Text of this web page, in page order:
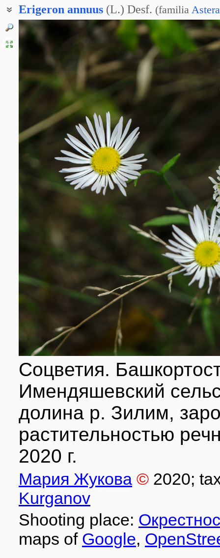
Erigeron annuus (L.) Desf. (familia
Мелколепестник северный
Стенактис однолетний
Стенактис северный
Тонколучник однолетний
Тонколучник северный
Фалакролома однолетняя
Соцветия.
Имендяшевский
долина р. Зилим,
растительностью
2020 г.
Мария Жукова © 2020;
Kurganov
Shooting place:
maps of Google,